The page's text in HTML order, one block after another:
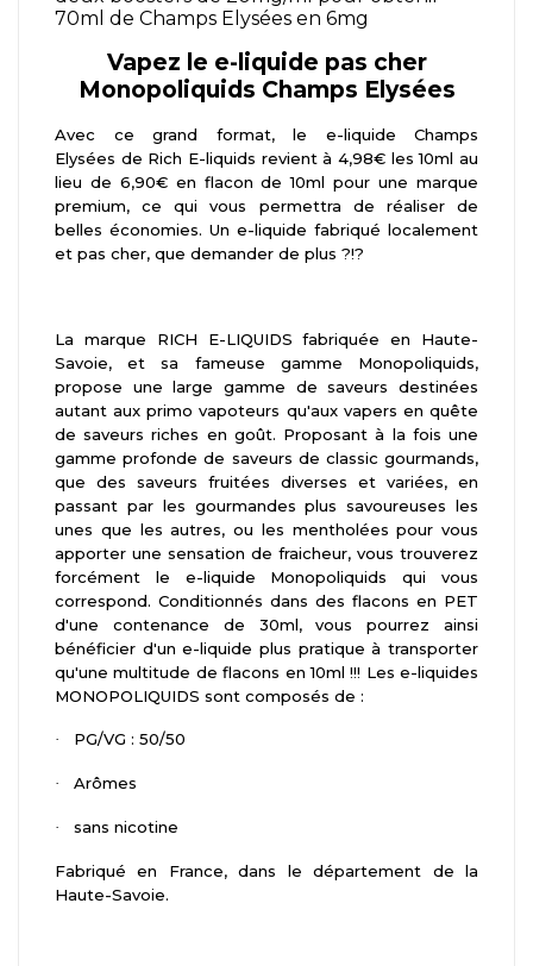
70ml de Champs Elysées en 6mg
Vapez le e-liquide pas cher
Monopoliquids Champs Elysées
Avec ce grand format, le e-liquide Champs
Elysées de Rich E-liquids revient à 4,98€ les 10ml au
lieu de 6,90€ en flacon de 10ml pour une marque
premium, ce qui vous permettra de réaliser de
belles économies. Un e-liquide fabriqué localement
et pas cher, que demander de plus ?!?
La marque RICH E-LIQUIDS fabriquée en Haute-
Savoie, et sa fameuse gamme Monopoliquids,
propose une large gamme de saveurs destinées
autant aux primo vapoteurs qu'aux vapers en quête
de saveurs riches en goût. Proposant à la fois une
gamme profonde de saveurs de classic gourmands,
que des saveurs fruitées diverses et variées, en
passant par les gourmandes plus savoureuses les
unes que les autres, ou les mentholées pour vous
apporter une sensation de fraicheur, vous trouverez
forcément le e-liquide Monopoliquids qui vous
correspond. Conditionnés dans des flacons en PET
d'une contenance de 30ml, vous pourrez ainsi
bénéficier d'un e-liquide plus pratique à transporter
qu'une multitude de flacons en 10ml !!! Les e-liquides
MONOPOLIQUIDS sont composés de :
· PG/VG : 50/50
· Arômes
· sans nicotine
Fabriqué en France, dans le département de la
Haute-Savoie.